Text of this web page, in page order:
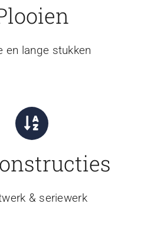
en lange stukken
& seriewerk